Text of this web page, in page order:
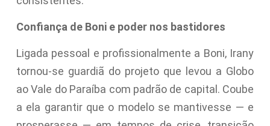
Confiança de Boni e poder nos bastidores
Ligada pessoal e profissionalmente a Boni, Irany
tornou-se guardiã do projeto que levou a Globo
ao Vale do Paraíba com padrão de capital. Coube
a ela garantir que o modelo se mantivesse — e